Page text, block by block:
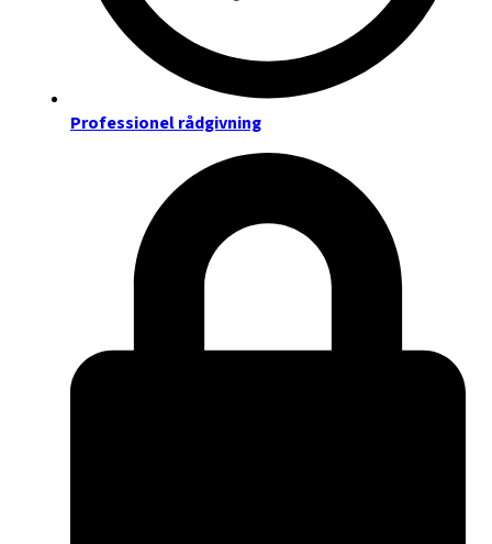
Professionel rådgivning